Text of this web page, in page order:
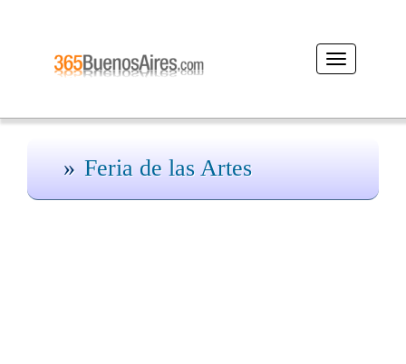
Desplegar
navegación
Feria de las Artes